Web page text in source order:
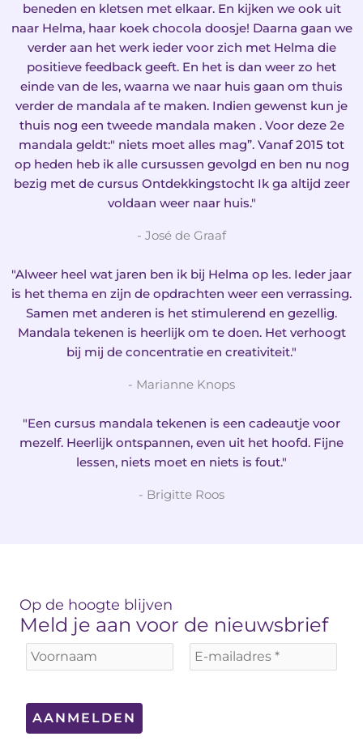
beneden en kletsen met elkaar. En kijken we ook uit
naar Helma, haar koek chocola doosje! Daarna gaan we
verder aan het werk ieder voor zich met Helma die
positieve feedback geeft. En het is dan weer zo het
einde van de les, waarna we naar huis gaan om thuis
verder de mandala af te maken. Indien gewenst kun je
thuis nog een tweede mandala maken . Voor deze 2e
mandala geldt:" niets moet alles mag”. Vanaf 2015 tot
op heden heb ik alle cursussen gevolgd en ben nu nog
bezig met de cursus Ontdekkingstocht Ik ga altijd zeer
voldaan weer naar huis."
- José de Graaf
"Alweer heel wat jaren ben ik bij Helma op les. Ieder jaar
is het thema en zijn de opdrachten weer een verrassing.
Samen met anderen is het stimulerend en gezellig.
Mandala tekenen is heerlijk om te doen. Het verhoogt
bij mij de concentratie en creativiteit."
- Marianne Knops
"Een cursus mandala tekenen is een cadeautje voor
mezelf. Heerlijk ontspannen, even uit het hoofd. Fijne
lessen, niets moet en niets is fout."
- Brigitte Roos
Op de hoogte blijven
Meld je aan voor de nieuwsbrief